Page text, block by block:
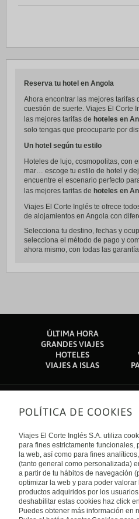
Reserva tu hotel en Angola
Ahora encontrar las mejores tarifas
cuestión de suerte. Viajes El Corte
las mejores tarifas de hoteles en
solo tengas que preocuparte por
Un hotel según tu estilo
Hoteles de lujo, cosmopolitas, con
mar… escoge tu estilo de hotel y
encuentre el escenario perfecto
las mejores tarifas de hoteles en
Viajes El Corte Inglés te ofrece
de alojamientos en Angola con
Selecciona tu destino, fechas y
selecciona el método de pago y
ahora mismo, con todas las
ÚLTIMA HORA
GRANDES VIAJES
HOTELES
VIAJES A ISLAS
Sobre nosotros
Quiénes somos
Financiación
Sostenibilidad
Turismo accesible
Tarjeta El Corte Inglés
Trabaja con nosotros
El Corte Inglés
Canal Ético
Enlaces de interés
Guías de viaje
Catálogos
Auto check-in
Condiciones Generales
Política de privacidad
Política de cookies
Internacional
España
POLÍTICA DE COOKIES
Viajes El Corte Inglés S.A. utiliza
para fines estrictamente funcionales,
la web, así como para fines
(tanto general como personalizada)
a partir de tu hábitos de navegación
optimizar la web y para poder
productos adquiridos por los
deshabilitar estas cookies haz click
Puedes obtener más información en